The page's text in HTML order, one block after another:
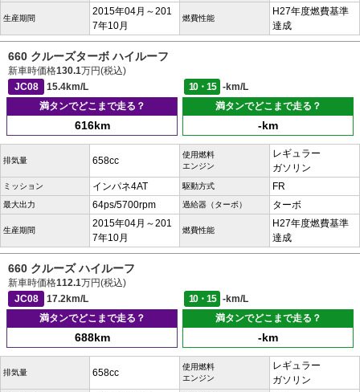
生産期間
2015年04月～201
7年10月
燃費性能
H27年度燃費基準
達成
660 クルーズターボ ハイルーフ
新車時価格130.1万円(税込)
JC08
15.4km/L 10・15
-km/L
満タンでどこまで走る？
616km
満タンでどこまで走る？
-km
排気量 658cc
使用燃料
エンジン
レギュラー
ガソリン
ミッション インパネ4AT 駆動方式 FR
最大出力 64ps/5700rpm 過給器（ターボ） ターボ
生産期間
2015年04月～201
7年10月
燃費性能
H27年度燃費基準
達成
660 クルーズ ハイルーフ
新車時価格112.1万円(税込)
JC08
17.2km/L 10・15
-km/L
満タンでどこまで走る？
688km
満タンでどこまで走る？
-km
排気量 658cc
使用燃料
エンジン
レギュラー
ガソリン